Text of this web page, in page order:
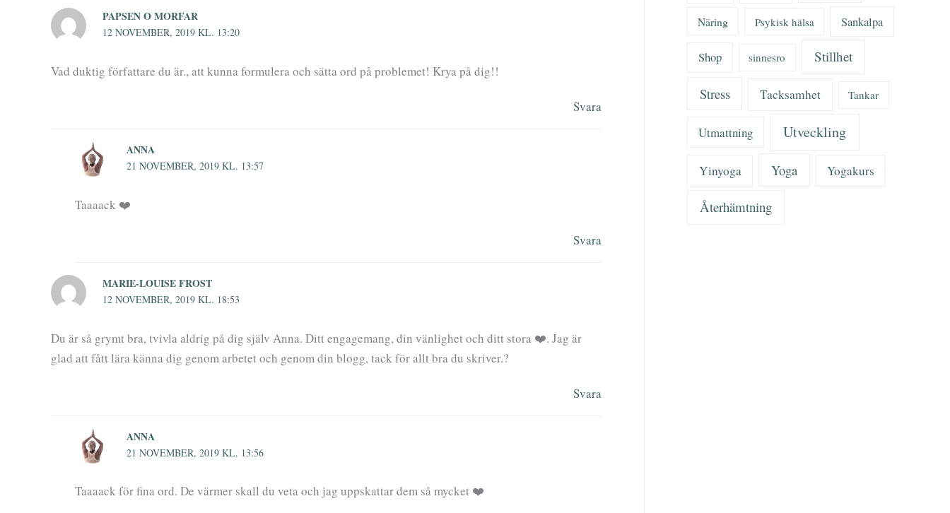
PAPSEN O MORFAR
12 NOVEMBER, 2019 KL. 13:20
Vad duktig författare du är., att kunna formulera och sätta ord på problemet! Krya på dig!!
Svara
ANNA
21 NOVEMBER, 2019 KL. 13:57
Taaaack ❤️
Svara
MARIE-LOUISE FROST
12 NOVEMBER, 2019 KL. 18:53
Du är så grymt bra, tvivla aldrig på dig själv Anna. Ditt engagemang, din vänlighet och ditt stora ❤️. Jag är
glad att fått lära känna dig genom arbetet och genom din blogg, tack för allt bra du skriver.?
Svara
ANNA
21 NOVEMBER, 2019 KL. 13:56
Taaaack för fina ord. De värmer skall du veta och jag uppskattar dem så mycket ❤️
Näring Psykisk hälsa Sankalpa
Shop sinnesro Stillhet
Stress Tacksamhet Tankar
Utmattning Utveckling
Yinyoga Yoga Yogakurs
Återhämtning